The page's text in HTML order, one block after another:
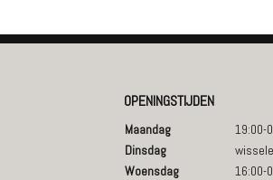
OPENINGSTIJDEN
Maandag
19:00-
Dinsdag
Woensdag
16:00-